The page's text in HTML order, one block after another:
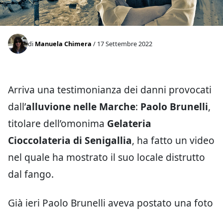
di Manuela Chimera / 17 Settembre 2022
Arriva una testimonianza dei danni provocati
dall’alluvione nelle Marche: Paolo Brunelli,
titolare dell’omonima Gelateria
Cioccolateria di Senigallia, ha fatto un video
nel quale ha mostrato il suo locale distrutto
dal fango.
Già ieri Paolo Brunelli aveva postato una foto